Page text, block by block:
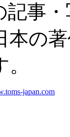
記事
本の
japan.com